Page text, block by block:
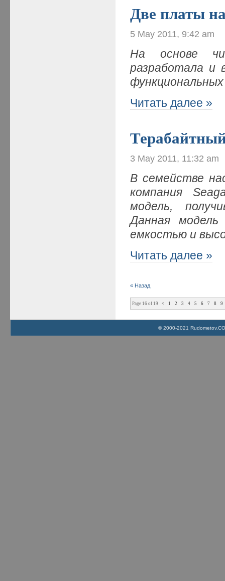
Две платы
5 May 2011, 9:42 am
На основе
разработала и
Читать далее »
3 May 2011, 11:32 am
В семействе
компания
модель,
Данная
емкостью и
Читать далее »
« Назад
Page 16 of 19 < 1 2 3 4 5 6 7 8 9
© 2000-2021